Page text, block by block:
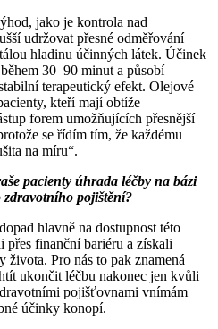
jako je kontrola nad
udržovat přesné odměřování
hladinu účinných látek. Účinek
30–90 minut a působí
terapeutický efekt. Olejové
kteří mají obtíže
forem umožňujících přesnější
se řídím tím, že každému
na míru“.
pacienty úhrada léčby na bázi
pojištění?
hlavně na dostupnost této
přes finanční bariéru a získali
Pro nás to pak znamená
ukončit léčbu nakonec jen kvůli
pojišťovnami vnímám
účinky konopí.